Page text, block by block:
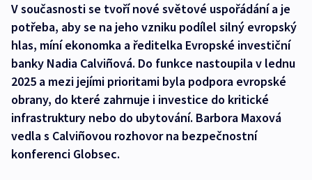
V současnosti se tvoří nové světové uspořádání a je
potřeba, aby se na jeho vzniku podílel silný evropský
hlas, míní ekonomka a ředitelka Evropské investiční
banky Nadia Calviñová. Do funkce nastoupila v lednu
2025 a mezi jejími prioritami byla podpora evropské
obrany, do které zahrnuje i investice do kritické
infrastruktury nebo do ubytování. Barbora Maxová
vedla s Calviñovou rozhovor na bezpečnostní
konferenci Globsec.